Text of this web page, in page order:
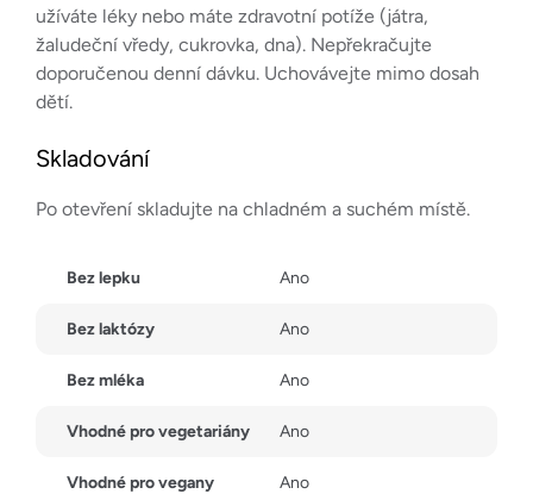
užíváte léky nebo máte zdravotní potíže (játra,
žaludeční vředy, cukrovka, dna). Nepřekračujte
doporučenou denní dávku. Uchovávejte mimo dosah
dětí.
Skladování
Po otevření skladujte na chladném a suchém místě.
Bez lepku Ano
Bez laktózy Ano
Bez mléka Ano
Vhodné pro vegetariány Ano
Vhodné pro vegany Ano